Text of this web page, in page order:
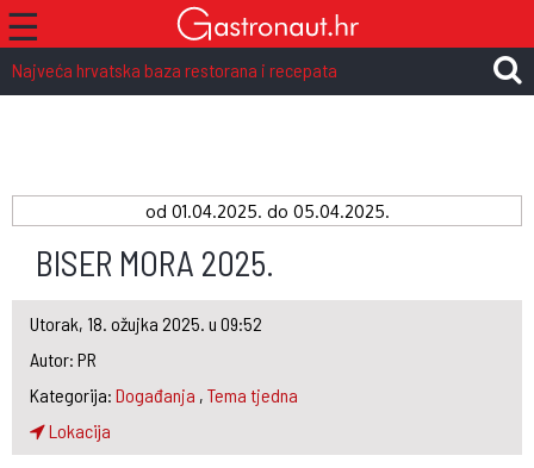
☰
Najveća hrvatska baza restorana i recepata
od 01.04.2025. do 05.04.2025.
BISER MORA 2025.
Utorak, 18. ožujka 2025. u 09:52
Autor: PR
Kategorija: Događanja , Tema tjedna
Lokacija